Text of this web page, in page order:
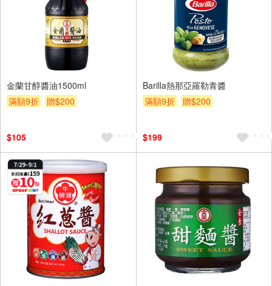
金蘭甘醇醬油1500ml
滿額9折
贈$200
$105
Barilla熱那亞羅勒青醬
滿額9折
贈$200
$199